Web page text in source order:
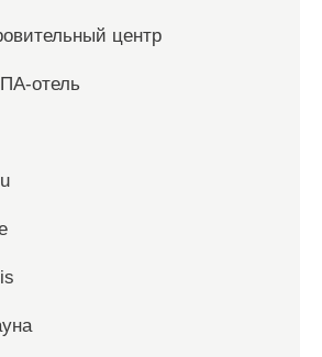
центр
отель